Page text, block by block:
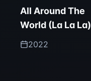
All Around The
World (La La La)
2022